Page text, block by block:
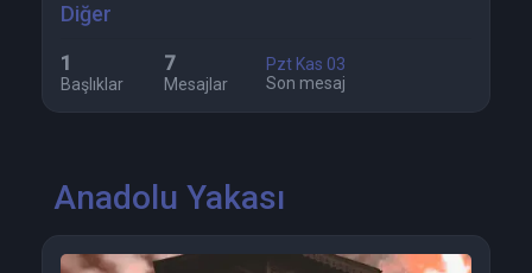
Diğer
1
Başlıklar
7
Mesajlar
Pzt Kas 03
Son mesaj
Anadolu Yakası